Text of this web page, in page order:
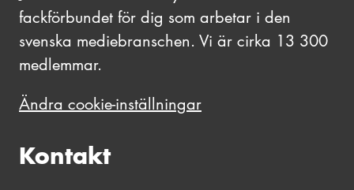
fackförbundet för dig som arbetar i den
svenska mediebranschen. Vi är cirka 13 300
medlemmar.
Ändra cookie-inställningar
Kontakt